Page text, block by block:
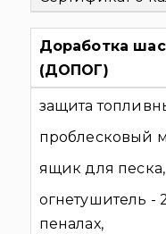
Доработка
(ДОПОГ)
защита
проблесковый
ящик для песка,
огнетушитель -
пеналах,